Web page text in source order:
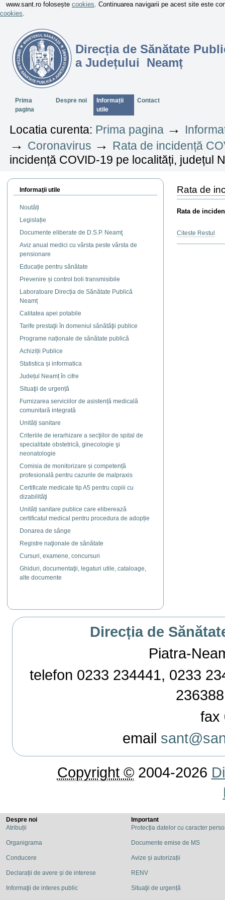
www.sant.ro folosește cookies. Continuarea navigarii pe acest site este
cookies.
Direcția de Sănătate
a Județului Neamț
SectiuniPrima
pagina
Despre noi
Informații
utile
Contact
Locatia curenta: Prima pagina →
→ Coronavirus → Rata de incidență
incidență COVID-19 pe localități, județul
Informaţii utile
Noutăți
Legislație
Documente eliberate de D.S.P. Neamţ
Aviz anual medici cu vârsta peste vârsta de
pensionare
Educație pentru sănătate
Prevenire și control boli transmisibile
Laboratoare Direcția de Sănătate Publică
Neamț
Calitatea apei potabile
Tarife prestaţii în domeniul sănătăţii publice
Programe naționale de sănătate publică
Achiziții Publice
Statistica și informatica
Județul Neamț în cifre
Situaţii de urgență
Furnizarea serviciilor de asistență medicală
comunitară integrată
Unități sanitare
Criteriile de ierarhizare a secţiilor de spital de
specialitate obstetrică, ginecologie şi
neonatologie
Comisia de monitorizare și competență
profesională pentru cazurile de malpraxis
Certificate medicale tip A5 pentru copiii cu
dizabilităţi
Unități sanitare publice care eliberează
certificatul medical pentru procedura de adopție
Donarea de sânge
Registre naţionale de sănătate
Cursuri, examene, concursuri
Ghiduri, documentaţii, legaturi utile, cataloage,
alte documente
Rata de
Rata de
Citeste Restul
Direcția de
Piatra-
telefon 0233 234441, 0233
fax
email
Copyright ©2004-2026
Despre noi
Atribuții
Organigrama
Conducere
Declarații de avere și de interese
Informaţii de interes public
Important
Protecția datelor cu caracter
Documente emise de MS
Avize și autorizații
RENV
Situaţii de urgență